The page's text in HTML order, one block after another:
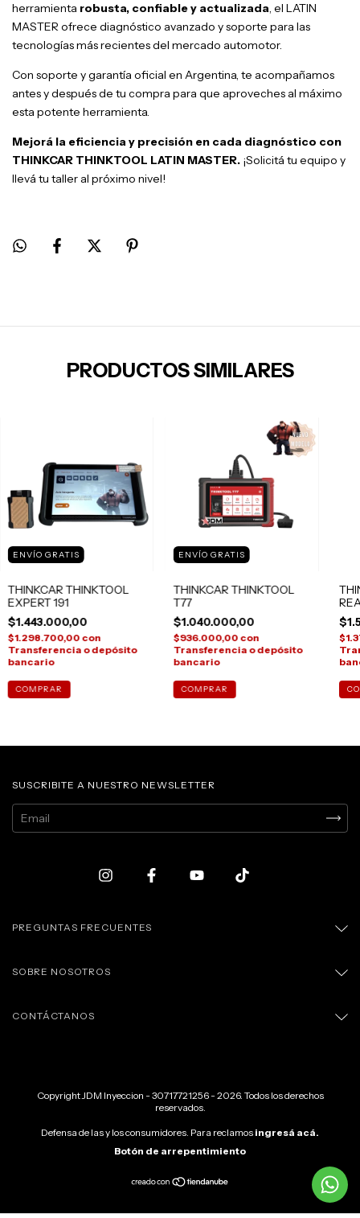
herramienta robusta, confiable y actualizada, el LATIN
MASTER ofrece diagnóstico avanzado y soporte para las
tecnologías más recientes del mercado automotor.
Con soporte y garantía oficial en Argentina, te acompañamos
antes y después de tu compra para que aproveches al máximo
esta potente herramienta.
Mejorá la eficiencia y precisión en cada diagnóstico con
THINKCAR THINKTOOL LATIN MASTER. ¡Solicitá tu equipo y
llevá tu taller al próximo nivel!
PRODUCTOS SIMILARES
ENVÍO GRATIS
THINKCAR THINKTOOL
EXPERT 191
$1.443.000,00
$1.298.700,00 con
Transferencia o depósito
bancario
ENVÍO GRATIS
THINKCAR THINKTOOL
T77
$1.040.000,00
$936.000,00 con
Transferencia o depósito
bancario
SUSCRIBITE A NUESTRO NEWSLETTER
PREGUNTAS FRECUENTES
SOBRE NOSOTROS
CONTÁCTANOS
Copyright JDM Inyeccion - 30717721256 - 2026. Todos los derechos
reservados.
Defensa de las y los consumidores. Para reclamos ingresá acá.
Botón de arrepentimiento